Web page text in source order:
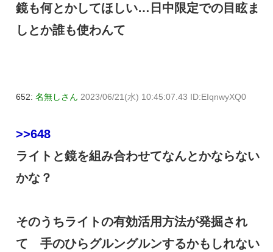
鏡も何とかしてほしい…日中限定での目眩ま
しとか誰も使わんて
652: 名無しさん 2023/06/21(水) 10:45:07.43 ID:EIqnwyXQ0
>>648
ライトと鏡を組み合わせてなんとかならない
かな？
そのうちライトの有効活用方法が発掘され
て 手のひらグルングルンするかもしれない